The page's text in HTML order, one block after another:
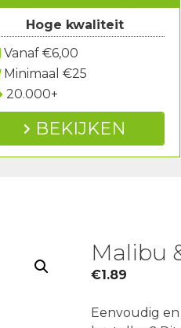
Hoge kwaliteit
Vanaf €6,00
Minimaal €25
20.000+
BEKIJKEN
Malibu
€1.89
Eenvoudig